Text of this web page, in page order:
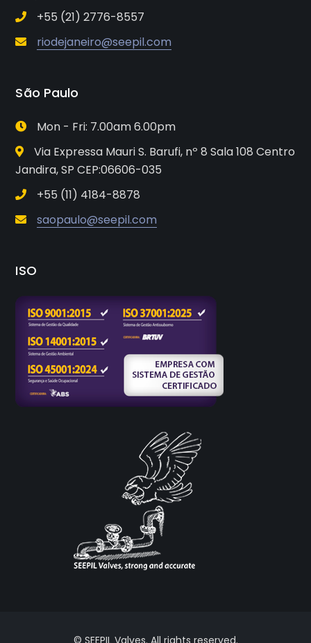
+55 (21) 2776-8557
riodejaneiro@seepil.com
São Paulo
Mon - Fri: 7.00am 6.00pm
Via Expressa Mauri S. Barufi, nº 8 Sala 108 Centro
Jandira, SP CEP:06606-035
+55 (11) 4184-8878
saopaulo@seepil.com
ISO
© SEEPIL Valves. All rights reserved.